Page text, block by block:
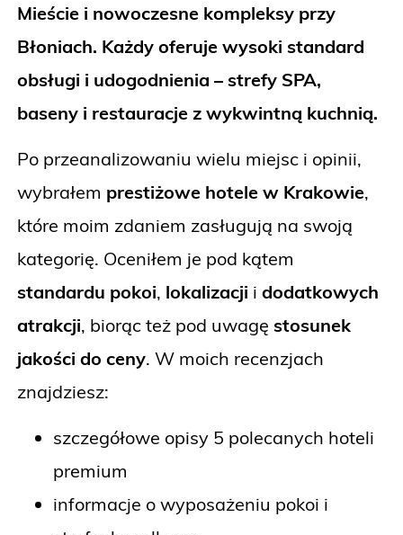
Mieście i nowoczesne kompleksy przy
Błoniach. Każdy oferuje wysoki standard
obsługi i udogodnienia – strefy SPA,
baseny i restauracje z wykwintną kuchnią.
Po przeanalizowaniu wielu miejsc i opinii,
wybrałem prestiżowe hotele w Krakowie,
które moim zdaniem zasługują na swoją
kategorię. Oceniłem je pod kątem
standardu pokoi, lokalizacji i dodatkowych
atrakcji, biorąc też pod uwagę stosunek
jakości do ceny. W moich recenzjach
znajdziesz:
szczegółowe opisy 5 polecanych hoteli
premium
informacje o wyposażeniu pokoi i